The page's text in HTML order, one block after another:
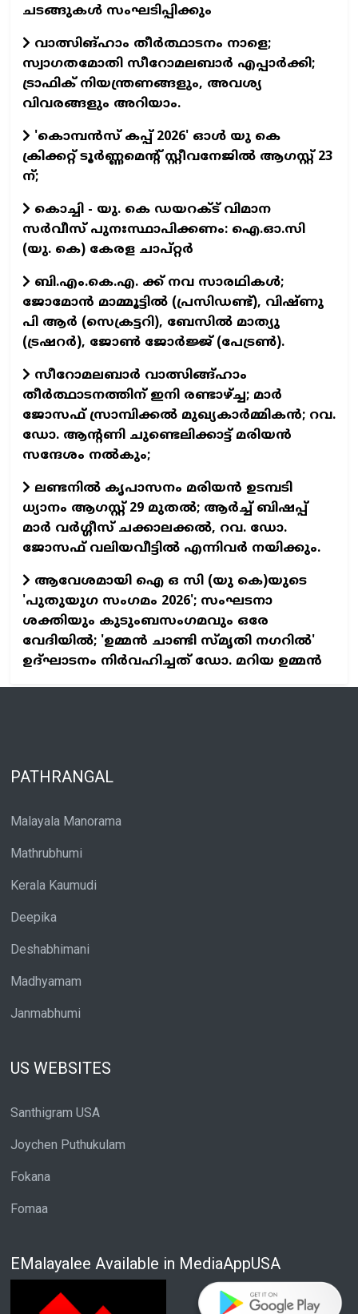
ചടങ്ങുകള്‍ സംഘടിപ്പിക്കും
വാത്സിങ്ഹാം തീര്‍ത്ഥാടനം നാളെ;
സ്വാഗതമോതി സീറോമലബാര്‍ എപ്പാര്‍ക്കി;
ട്രാഫിക് നിയന്ത്രണങ്ങളും, അവശ്യ
വിവരങ്ങളും അറിയാം.
'കൊമ്പന്‍സ് കപ്പ് 2026' ഓള്‍ യു കെ
ക്രിക്കറ്റ് ടൂര്‍ണ്ണമെന്റ് സ്റ്റീവനേജില്‍ ആഗസ്റ്റ് 23
ന്;
കൊച്ചി - യു. കെ ഡയറക്ട് വിമാന
സര്‍വീസ് പുനഃസ്ഥാപിക്കണം: ഐ.ഓ.സി
(യു. കെ) കേരള ചാപ്റ്റര്‍
ബി.എം.കെ.എ. ക്ക് നവ സാരഥികള്‍;
ജോമോന്‍ മാമ്മൂട്ടില്‍ (പ്രസിഡണ്ട്), വിഷ്ണു
പി ആര്‍ (സെക്രട്ടറി), ബേസില്‍ മാത്യു
(ട്രഷറര്‍), ജോണ്‍ ജോര്‍ജ്ജ് (പേട്രണ്‍).
സീറോമലബാര്‍ വാത്സിങ്ങ്ഹാം
തീര്‍ത്ഥാടനത്തിന് ഇനി രണ്ടാഴ്ച്ച; മാര്‍
ജോസഫ് സ്രാമ്പിക്കല്‍ മുഖ്യകാര്‍മ്മികന്‍; റവ.
ഡോ. ആന്റണി ചുണ്ടെലിക്കാട്ട് മരിയന്‍
സന്ദേശം നല്‍കും;
ലണ്ടനില്‍ കൃപാസനം മരിയന്‍ ഉടമ്പടി
ധ്യാനം ആഗസ്റ്റ് 29 മുതല്‍; ആര്‍ച്ച് ബിഷപ്പ്
മാര്‍ വര്‍ഗ്ഗീസ് ചക്കാലക്കല്‍, റവ. ഡോ.
ജോസഫ് വലിയവീട്ടില്‍ എന്നിവര്‍ നയിക്കും.
ആവേശമായി ഐ ഒ സി (യു കെ)യുടെ
'പുതുയുഗ സംഗമം 2026'; സംഘടനാ
ശക്തിയും കുടുംബസംഗമവും ഒരേ
വേദിയില്‍; 'ഉമ്മന്‍ ചാണ്ടി സ്മൃതി നഗറില്‍'
ഉദ്ഘാടനം നിര്‍വഹിച്ചത് ഡോ. മറിയ ഉമ്മന്‍
PATHRANGAL
Malayala Manorama
Mathrubhumi
Kerala Kaumudi
Deepika
Deshabhimani
Madhyamam
Janmabhumi
US WEBSITES
Santhigram USA
Joychen Puthukulam
Fokana
Fomaa
EMalayalee Available in MediaAppUSA